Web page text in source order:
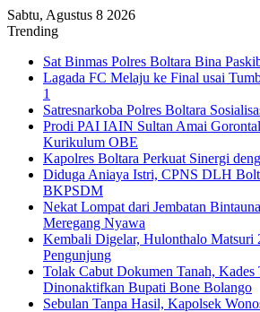
Sabtu, Agustus 8 2026
Trending
Sat Binmas Polres Boltara Bina
Lagada FC Melaju ke Final usai
1
Satresnarkoba Polres Boltara
Prodi PAI IAIN Sultan Amai
Kurikulum OBE
Kapolres Boltara Perkuat Sinergi
Diduga Aniaya Istri, CPNS DLH
BKPSDM
Nekat Lompat dari Jembatan
Meregang Nyawa
Kembali Digelar, Hulonthalo Matsuri
Pengunjung
Tolak Cabut Dokumen Tanah, Kades
Dinonaktifkan Bupati Bone Bolango
Sebulan Tanpa Hasil, Kapolsek